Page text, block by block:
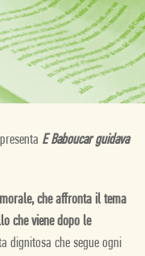
presenta E Baboucar guidava
che affronta il tema
che viene dopo le
dignitosa che segue ogni